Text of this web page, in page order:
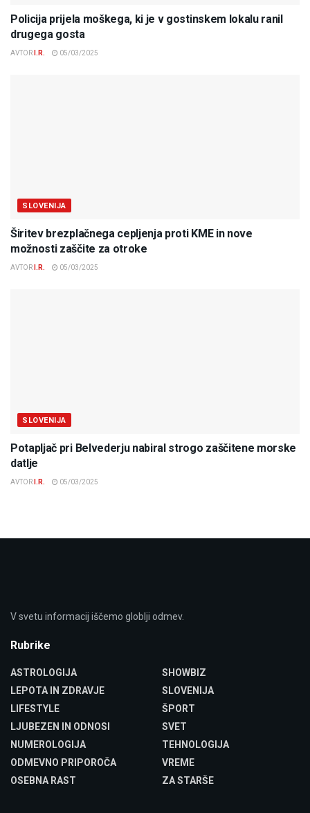
Policija prijela moškega, ki je v gostinskem lokalu ranil
drugega gosta
AVTOR I.R. 05/03/2025
SLOVENIJA
Širitev brezplačnega cepljenja proti KME in nove
možnosti zaščite za otroke
AVTOR I.R. 05/03/2025
SLOVENIJA
Potapljač pri Belvederju nabiral strogo zaščitene morske
datlje
AVTOR I.R. 05/03/2025
V svetu informacij iščemo globlji odmev.
Rubrike
ASTROLOGIJA
LEPOTA IN ZDRAVJE
LIFESTYLE
LJUBEZEN IN ODNOSI
NUMEROLOGIJA
ODMEVNO PRIPOROČA
OSEBNA RAST
SHOWBIZ
SLOVENIJA
ŠPORT
SVET
TEHNOLOGIJA
VREME
ZA STARŠE